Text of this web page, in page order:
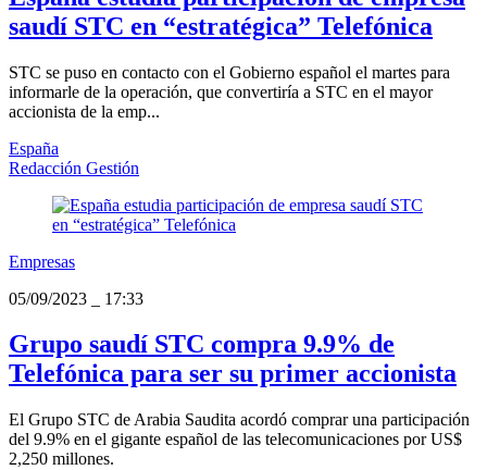
saudí STC en “estratégica” Telefónica
STC se puso en contacto con el Gobierno español el martes para
informarle de la operación, que convertiría a STC en el mayor
accionista de la emp...
España
Redacción Gestión
Empresas
05/09/2023
17:33
Grupo saudí STC compra 9.9% de
Telefónica para ser su primer accionista
El Grupo STC de Arabia Saudita acordó comprar una participación
del 9.9% en el gigante español de las telecomunicaciones por US$
2,250 millones.